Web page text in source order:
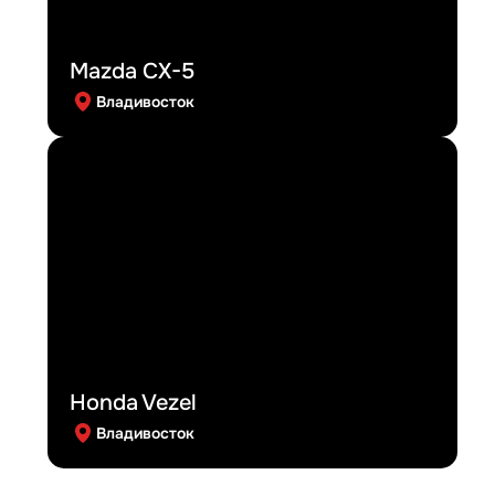
Mazda CX-5
Владивосток
Honda Vezel
Владивосток